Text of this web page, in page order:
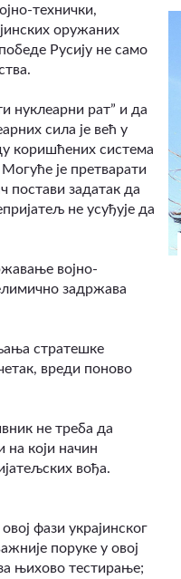
технички,
оружаних
Русију не само
нуклеарни рат” и да
сила је већ у
коришћених система
је претварати
постави задатак да
не усуђује да
војно-
задржава
стратешке
вреди поново
не треба да
на који начин
вођа.
фази украјинског
поруке у овој
њихово тестирање;